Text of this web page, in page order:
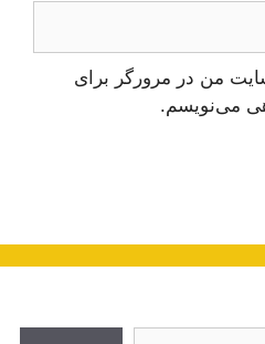
من در مرورگر برای
می‌نویسم.